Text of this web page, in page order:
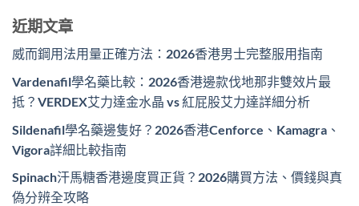
近期文章
威而鋼用法用量正確方法：2026香港男士完整服用指南
Vardenafil學名藥比較：2026香港邊款伐地那非雙效片最
抵？VERDEX艾力達金水晶 vs 紅屁股艾力達詳細分析
Sildenafil學名藥邊隻好？2026香港Cenforce、Kamagra、
Vigora詳細比較指南
Spinach汗馬糖香港邊度買正貨？2026購買方法、價錢與真
偽分辨全攻略